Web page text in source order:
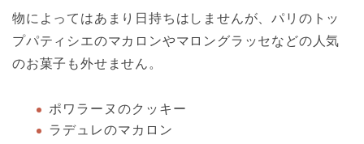
物によってはあまり日持ちはしませんが、パリのトッ
プパティシエのマカロンやマロングラッセなどの人気
のお菓子も外せません。
ポワラーヌのクッキー
ラデュレのマカロン